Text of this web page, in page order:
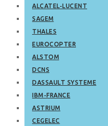
ALCATEL-LUCENT
SAGEM
THALES
EUROCOPTER
ALSTOM
DCNS
DASSAULT SYSTEME
IBM-FRANCE
ASTRIUM
CEGELEC